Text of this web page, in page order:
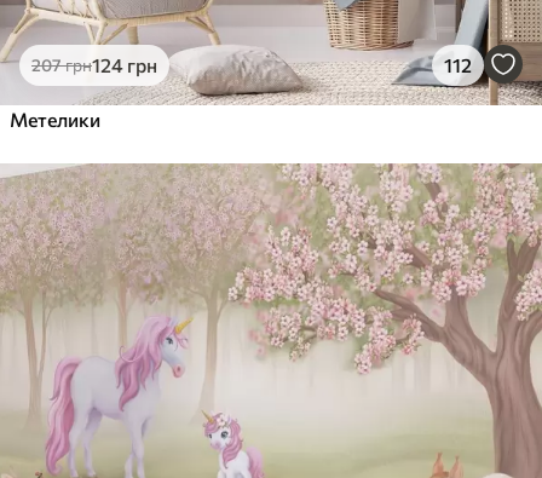
207грн124 грн 112
Метелики